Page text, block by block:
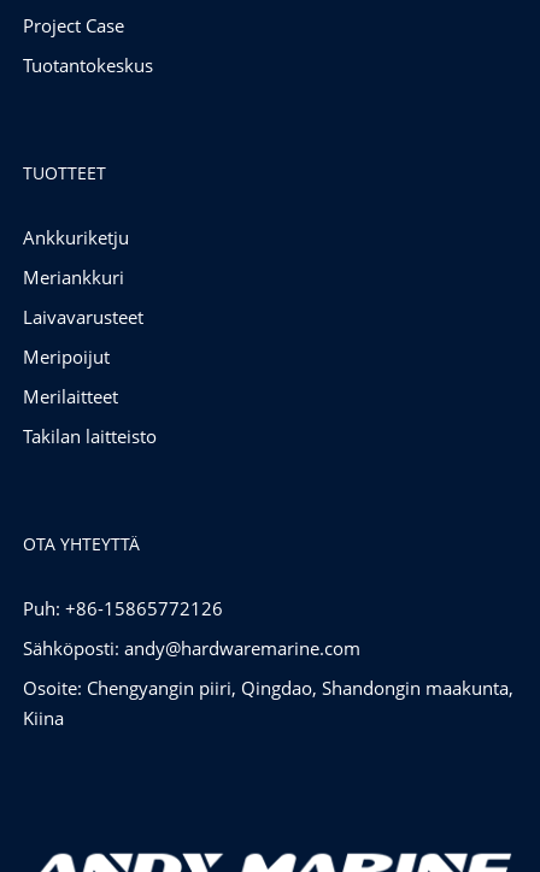
Project Case
Tuotantokeskus
TUOTTEET
Ankkuriketju
Meriankkuri
Laivavarusteet
Meripoijut
Merilaitteet
Takilan laitteisto
OTA YHTEYTTÄ
Puh: +86-15865772126
Sähköposti: andy@hardwaremarine.com
Osoite: Chengyangin piiri, Qingdao, Shandongin maakunta,
Kiina